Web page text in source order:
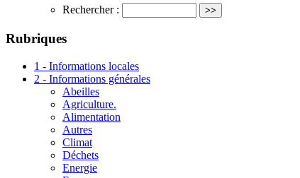
Rechercher :
Rubriques
1 - Informations locales
2 - Informations générales
Abeilles
Agriculture.
Alimentation
Autres
Climat
Déchets
Energie